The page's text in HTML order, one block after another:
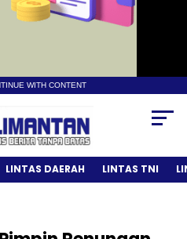
WITH CONTENT
LINTAS DAERAH LINTAS TNI